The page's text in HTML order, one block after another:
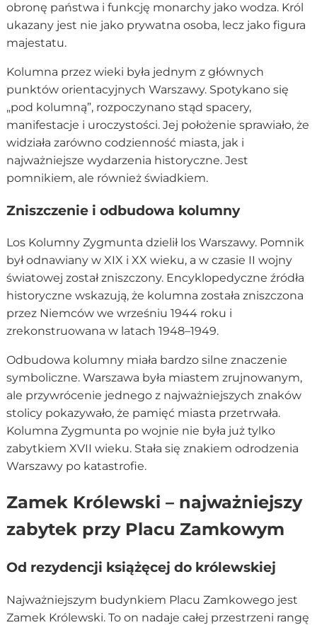
obronę państwa i funkcję monarchy jako wodza. Król
ukazany jest nie jako prywatna osoba, lecz jako figura
majestatu.
Kolumna przez wieki była jednym z głównych
punktów orientacyjnych Warszawy. Spotykano się
„pod kolumną”, rozpoczynano stąd spacery,
manifestacje i uroczystości. Jej położenie sprawiało, że
widziała zarówno codzienność miasta, jak i
najważniejsze wydarzenia historyczne. Jest
pomnikiem, ale również świadkiem.
Zniszczenie i odbudowa kolumny
Los Kolumny Zygmunta dzielił los Warszawy. Pomnik
był odnawiany w XIX i XX wieku, a w czasie II wojny
światowej został zniszczony. Encyklopedyczne źródła
historyczne wskazują, że kolumna została zniszczona
przez Niemców we wrześniu 1944 roku i
zrekonstruowana w latach 1948–1949.
Odbudowa kolumny miała bardzo silne znaczenie
symboliczne. Warszawa była miastem zrujnowanym,
ale przywrócenie jednego z najważniejszych znaków
stolicy pokazywało, że pamięć miasta przetrwała.
Kolumna Zygmunta po wojnie nie była już tylko
zabytkiem XVII wieku. Stała się znakiem odrodzenia
Warszawy po katastrofie.
Zamek Królewski – najważniejszy
zabytek przy Placu Zamkowym
Od rezydencji książęcej do królewskiej
Najważniejszym budynkiem Placu Zamkowego jest
Zamek Królewski. To on nadaje całej przestrzeni rangę